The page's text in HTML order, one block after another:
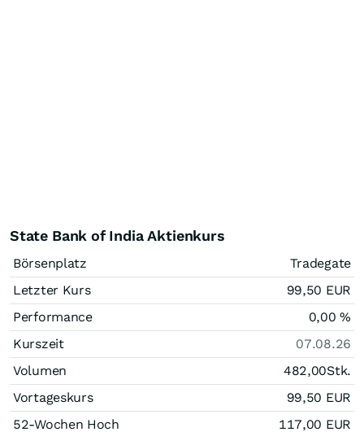
State Bank of India Aktienkurs
Börsenplatz
Tradegate
Letzter Kurs
99,50 EUR
Performance
0,00%
Kurszeit
07.08.26
Volumen
482,00Stk.
Vortageskurs
99,50 EUR
52-Wochen Hoch
117,00 EUR